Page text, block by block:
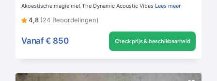
Akoestische magie met The Dynamic Acoustic Vibes Lees meer
4,8 (24 Beoordelingen)
Vanaf € 850 Check prijs & beschikbaarheid